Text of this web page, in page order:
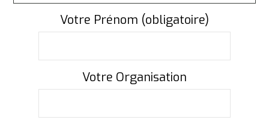
Votre Prénom (obligatoire)
Votre Organisation